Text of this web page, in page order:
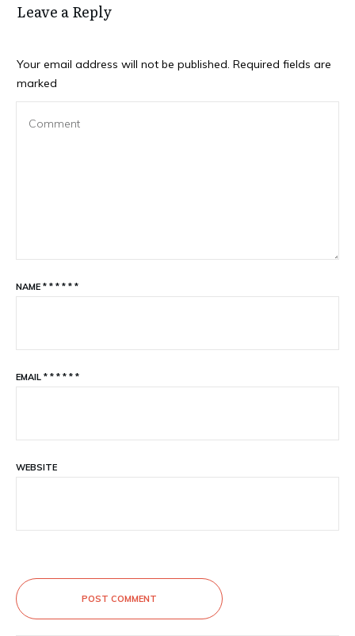
Leave a Reply
Your email address will not be published. Required fields are
marked
NAME * * * * * *
EMAIL * * * * * *
WEBSITE
POST COMMENT